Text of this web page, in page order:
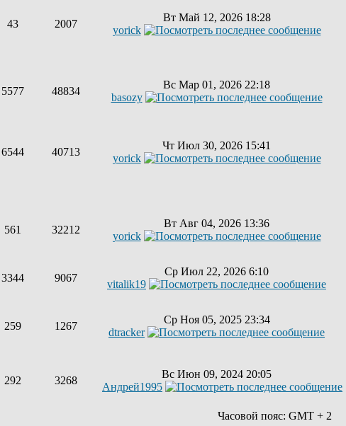
43 2007
Вт Май 12, 2026 18:28
yorick
5577 48834
Вс Мар 01, 2026 22:18
basozy
6544 40713
Чт Июл 30, 2026 15:41
yorick
561 32212
Вт Авг 04, 2026 13:36
yorick
3344 9067
Ср Июл 22, 2026 6:10
vitalik19
259 1267
Ср Ноя 05, 2025 23:34
dtracker
292 3268
Вс Июн 09, 2024 20:05
Андрей1995
Часовой пояс: GMT + 2